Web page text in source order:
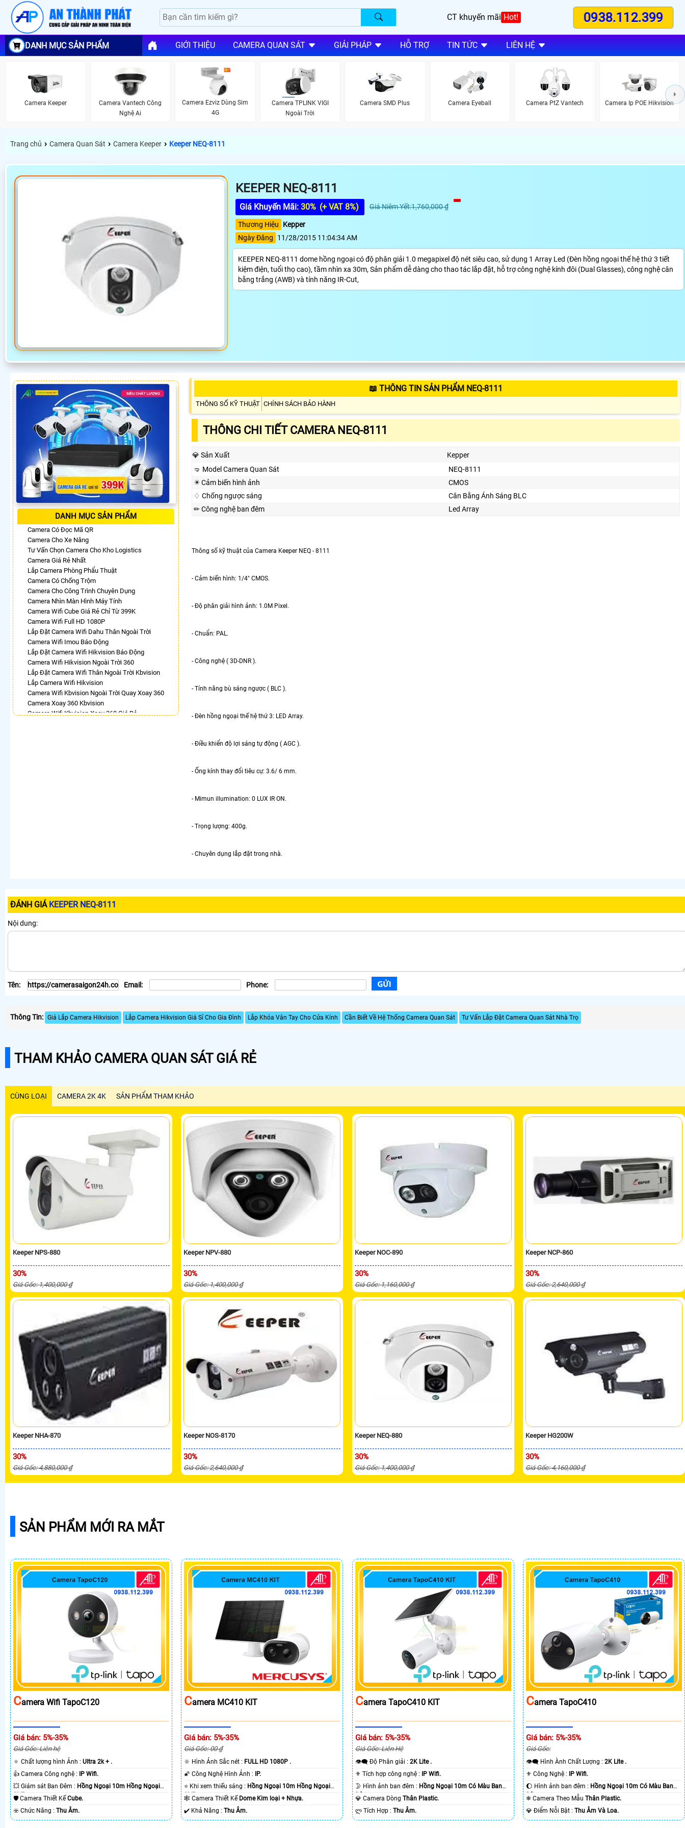
CT khuyến mãi Hot! 0938.112.399
DANH MỤC SẢN PHẨM GIỚI THIỆU CAMERA QUAN SÁT GIẢI PHÁP HỖ TRỢ TIN TỨC LIÊN HỆ
Camera Keeper
Camera Vantech Công
Nghệ Ai
Camera Ezviz Dùng Sim
4G
Camera TPLINK VIGI
Ngoài Trời
Camera SMD Plus Camera Eyeball Camera PtZ Vantech Camera Ip POE Hikvision
Trang chủ › Camera Quan Sát › Camera Keeper › Keeper NEQ-8111
KEEPER NEQ-8111
Giá Khuyến Mãi: 30% (+ VAT 8%) Giá Niêm Yết:1,760,000 ₫
Thương Hiệu
Kepper
Ngày Đăng
11/28/2015 11:04:34 AM
KEEPER NEQ-8111 dome hồng ngoại có độ phân giải 1.0 megapixel độ nét siêu cao, sử dụng 1 Array Led (Đèn hồng ngoại thế hệ thứ 3 tiết
kiệm điện, tuổi thọ cao), tầm nhìn xa 30m, Sản phẩm dễ dàng cho thao tác lắp đặt, hỗ trợ công nghệ kính đôi (Dual Glasses), công nghệ cân
bằng trắng (AWB) và tính năng IR-Cut,
DANH MỤC SẢN PHẨM
Camera Có Đọc Mã QR
Camera Cho Xe Nâng
Tư Vấn Chọn Camera Cho Kho Logistics
Camera Giá Rẻ Nhất
Lắp Camera Phòng Phẩu Thuật
Camera Có Chống Trộm
Camera Cho Công Trình Chuyên Dụng
Camera Nhìn Màn Hình Máy Tính
Camera Wifi Cube Giá Rẻ Chỉ Từ 399K
Camera Wifi Full HD 1080P
Lắp Đặt Camera Wifi Dahu Thân Ngoài Trời
Camera Wifi Imou Báo Động
Lắp Đặt Camera Wifi Hikvision Báo Động
Camera Wifi Hikvision Ngoài Trời 360
Lắp Đặt Camera Wifi Thân Ngoài Trời Kbvision
Lắp Camera Wifi Hikvision
Camera Wifi Kbvision Ngoài Trời Quay Xoay 360
Camera Xoay 360 Kbvision
Camera Wifi Kbvision Xoay 360 Giá Rẻ
📖 THÔNG TIN SẢN PHẨM NEQ-8111
THÔNG SỐ KỸ THUẬT CHÍNH SÁCH BẢO HÀNH
THÔNG CHI TIẾT CAMERA NEQ-8111
💎 Sản Xuất
Kepper
🤜 Model Camera Quan Sát
NEQ-8111
✴️ Cảm biến hình ảnh
CMOS
♢ Chống ngược sáng
Cân Bằng Ánh Sáng BLC
✏ Công nghệ ban đêm
Led Array
Thông số kỹ thuật của Camera Keeper NEQ - 8111
- Cảm biến hình: 1/4" CMOS.
- Độ phân giải hình ảnh: 1.0M Pixel.
- Chuẩn: PAL.
- Công nghệ ( 3D-DNR ).
- Tính năng bù sáng ngược ( BLC ).
- Đèn hồng ngoại thế hệ thứ 3: LED Array.
- Điều khiển độ lợi sáng tự động ( AGC ).
- Ống kính thay đổi tiêu cự: 3.6/ 6 mm.
- Mimun illumination: 0 LUX IR ON.
- Trọng lượng: 400g.
- Chuyên dụng lắp đặt trong nhà.
ĐÁNH GIÁ KEEPER NEQ-8111
Nội dung:
Tên: Email: Phone:
Thông Tin: Giá Lắp Camera Hikvision Lắp Camera Hikvision Giá Sỉ Cho Gia Đình Lắp Khóa Vân Tay Cho Cửa Kính Cần Biết Về Hệ Thống Camera Quan Sát Tư Vấn Lắp Đặt Camera Quan Sát Nhà Trọ
THAM KHẢO CAMERA QUAN SÁT GIÁ RẺ
CÙNG LOẠI CAMERA 2K 4K SẢN PHẨM THAM KHẢO
Keeper NPS-880
30%
Giá Gốc: 1,400,000 ₫
Keeper NPV-880
30%
Giá Gốc: 1,400,000 ₫
Keeper NOC-890
30%
Giá Gốc: 1,160,000 ₫
Keeper NCP-860
30%
Giá Gốc: 2,640,000 ₫
Keeper NHA-870
30%
Giá Gốc: 4,880,000 ₫
Keeper NOS-8170
30%
Giá Gốc: 2,640,000 ₫
Keeper NEQ-880
30%
Giá Gốc: 1,400,000 ₫
Keeper HG200W
30%
Giá Gốc: 4,160,000 ₫
SẢN PHẨM MỚI RA MẮT
CAmera Wifi TapoC120
Giá bán: 5%-35%
Giá Gốc: Liên hệ
🔅 Chất lượng hình Ảnh : Ultra 2k + .
👍 Camera Công nghệ :
IP Wifi.
💥 Giám sát Ban Đêm : Hồng Ngoại 10m Hồng Ngoại
SMD.🛡 Camera Thiết Kế Cube.
️☣️ Chức Năng : Thu Âm.
CAmera MC410 KIT
Giá bán: 5%-35%
Giá Gốc: 00 ₫
🔆 Hình Ảnh Sắc nét : FULL HD 1080P .
🌠 Công Nghệ Hình Ảnh :
IP.
⭐ Khi xem thiếu sáng : Hồng Ngoại 10m Hồng Ngoại
SMD.🕸️ Camera Thiết Kế Dome Kim loại + Nhựa.
️✔️ Khả Năng :Thu Âm.
CAmera TapoC410 KIT
Giá bán: 5%-35%
Giá Gốc: Liên Hệ
👁️‍🗨 Độ Phân giải : 2K Lite .
⚜️ Tích hợp công nghệ :
IP Wifi.
🌛 Hình ảnh ban đêm : Hồng Ngoại 10m Có Màu Ban
Ðêm.💎 Camera Dòng Thân Plastic.
️ლ Tích Hợp : Thu Âm.
CAmera TapoC410
Giá bán: 5%-35%
Giá Gốc:
👁️‍🗨 Hình Ành Chất Lượng :2K Lite .
⚜️ Công Nghệ :
IP Wifi.
🌔 Hình ảnh ban đêm : Hồng Ngoại 10m Có Màu Ban
Ðêm.❄ Camera Theo MẫuThân Plastic.
️💎 Điểm Nỗi Bật :Thu Âm Và Loa.